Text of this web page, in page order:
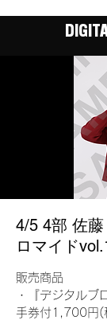
4/5 4部 佐
ロマイド
販売商品
・『デジタルブ
手券付1,700円(